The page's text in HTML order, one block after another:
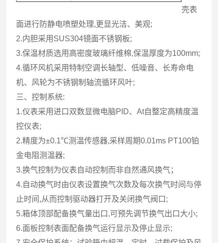
壳表
面进行防静电喷塑处理,更显光洁、美观;
2.内胆采用SUS304镜面不锈钢板;
3.保温材质选用高密度玻璃纤维棉,保温厚度为100mm;
4.循环风机采用特制空调长轴型、低噪音、长寿命电
机、风轮为不锈钢制轴流循环风叶;
三、控制系统:
1.仪表采用进口双数显微电脑PID、At自整定高精度温
控仪表;
2.精度为±0.1℃测温传感器,采样周期0.01ms PT100铂
金电阻测温器;
3.换气控制为仪表自动控制而非自然通风换气；
4.自动换气时由仪表设置换气次数及每次换气时间与停
止时间,从而控制驱动器打开及关闭换气阀口;
5.箱体顶部配备换气量出口,可预先调节换气出口大小;
6.面板控制表面配备换气运行显示及停止显示;